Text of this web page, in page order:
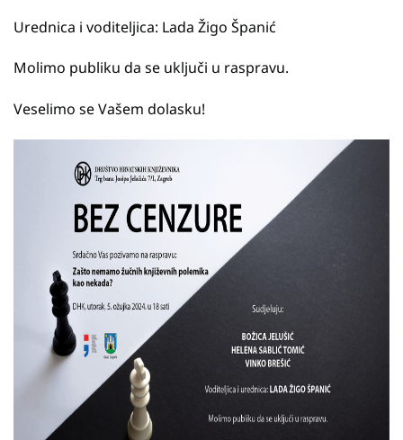
Urednica i voditeljica: Lada Žigo Španić
Molimo publiku da se uključi u raspravu.
Veselimo se Vašem dolasku!